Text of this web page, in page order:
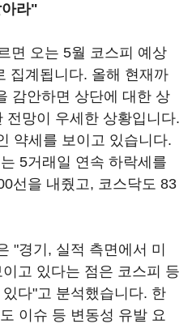
라"
면 오는 5월 코스피 예상
집계됩니다. 올해 현재까
감안하면 상단에 대한 상
전망이 우세한 상황입니다.
약세를 보이고 있습니다.
5거래일 연속 하락세를
선을 내줬고, 코스닥도 83
"경기, 실적 측면에서 미
고 있다는 점은 코스피 등
다"고 분석했습니다. 한
이슈 등 변동성 유발 요